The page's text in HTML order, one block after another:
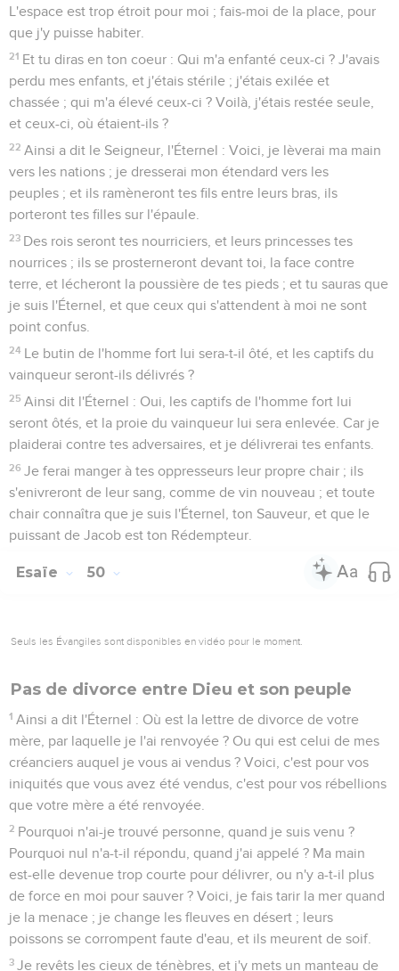
L'espace est trop étroit pour moi ; fais-moi de la place, pour
que j'y puisse habiter.
21 Et tu diras en ton coeur : Qui m'a enfanté ceux-ci ? J'avais
perdu mes enfants, et j'étais stérile ; j'étais exilée et
chassée ; qui m'a élevé ceux-ci ? Voilà, j'étais restée seule,
et ceux-ci, où étaient-ils ?
22 Ainsi a dit le Seigneur, l'Éternel : Voici, je lèverai ma main
vers les nations ; je dresserai mon étendard vers les
peuples ; et ils ramèneront tes fils entre leurs bras, ils
porteront tes filles sur l'épaule.
23 Des rois seront tes nourriciers, et leurs princesses tes
nourrices ; ils se prosterneront devant toi, la face contre
terre, et lécheront la poussière de tes pieds ; et tu sauras que
je suis l'Éternel, et que ceux qui s'attendent à moi ne sont
point confus.
24 Le butin de l'homme fort lui sera-t-il ôté, et les captifs du
vainqueur seront-ils délivrés ?
25 Ainsi dit l'Éternel : Oui, les captifs de l'homme fort lui
seront ôtés, et la proie du vainqueur lui sera enlevée. Car je
plaiderai contre tes adversaires, et je délivrerai tes enfants.
26 Je ferai manger à tes oppresseurs leur propre chair ; ils
s'enivreront de leur sang, comme de vin nouveau ; et toute
chair connaîtra que je suis l'Éternel, ton Sauveur, et que le
puissant de Jacob est ton Rédempteur.
Esaïe 50
Seuls les Évangiles sont disponibles en vidéo pour le moment.
Pas de divorce entre Dieu et son peuple
1 Ainsi a dit l'Éternel : Où est la lettre de divorce de votre
mère, par laquelle je l'ai renvoyée ? Ou qui est celui de mes
créanciers auquel je vous ai vendus ? Voici, c'est pour vos
iniquités que vous avez été vendus, c'est pour vos rébellions
que votre mère a été renvoyée.
2 Pourquoi n'ai-je trouvé personne, quand je suis venu ?
Pourquoi nul n'a-t-il répondu, quand j'ai appelé ? Ma main
est-elle devenue trop courte pour délivrer, ou n'y a-t-il plus
de force en moi pour sauver ? Voici, je fais tarir la mer quand
je la menace ; je change les fleuves en désert ; leurs
poissons se corrompent faute d'eau, et ils meurent de soif.
3 Je revêts les cieux de ténèbres, et j'y mets un manteau de